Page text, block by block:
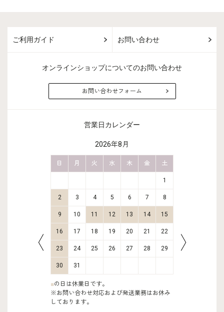
ご利用ガイド お問い合わせ
オンラインショップについてのお問い合わせ
お問い合わせフォーム
営業日カレンダー
2026年8月
日 月 火 水 木 金 土
1
2 3 4 5 6 7 8
9 10 11 12 13 14 15
16 17 18 19 20 21 22
23 24 25 26 27 28 29
30 31
■の日は休業日です。
※お問い合わせ対応および発送業務はお休み
しております。